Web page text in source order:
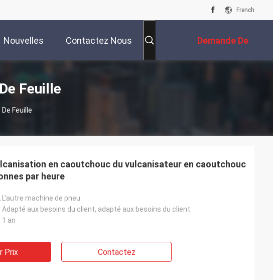
French
Nouvelles Contactez Nous Demande De
Soumission
Feuille
Feuille
en caoutchouc du vulcanisateur en caoutchouc
par heure
L'autre machine de pneu
Adapté aux besoins du client, adapté aux besoins du client
1 an
Prix Contactez